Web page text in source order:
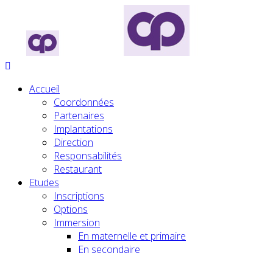
Accueil
Coordonnées
Partenaires
Implantations
Direction
Responsabilités
Restaurant
Etudes
Inscriptions
Options
Immersion
En maternelle et primaire
En secondaire